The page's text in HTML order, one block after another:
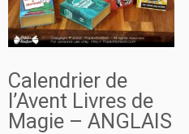
Calendrier de
l’Avent Livres de
Magie – ANGLAIS